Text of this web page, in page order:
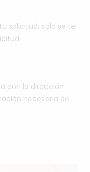
solicitud, solo se te
con la dirección
necesaria de